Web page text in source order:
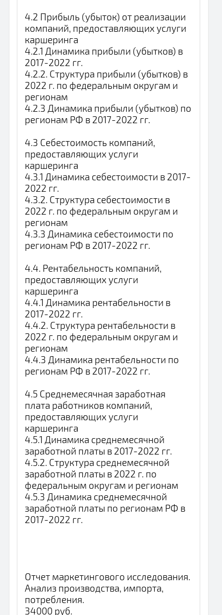
4.2 Прибыль (убыток) от реализации
компаний, предоставляющих услуги
каршеринга
4.2.1 Динамика прибыли (убытков) в
2017-2022 гг.
4.2.2. Структура прибыли (убытков) в
2022 г. по федеральным округам и
регионам
4.2.3 Динамика прибыли (убытков) по
регионам РФ в 2017-2022 гг.
4.3 Себестоимость компаний,
предоставляющих услуги
каршеринга
4.3.1 Динамика себестоимости в 2017-
2022 гг.
4.3.2. Структура себестоимости в
2022 г. по федеральным округам и
регионам
4.3.3 Динамика себестоимости по
регионам РФ в 2017-2022 гг.
4.4. Рентабельность компаний,
предоставляющих услуги
каршеринга
4.4.1 Динамика рентабельности в
2017-2022 гг.
4.4.2. Структура рентабельности в
2022 г. по федеральным округам и
регионам
4.4.3 Динамика рентабельности по
регионам РФ в 2017-2022 гг.
4.5 Среднемесячная заработная
плата работников компаний,
предоставляющих услуги
каршеринга
4.5.1 Динамика среднемесячной
заработной платы в 2017-2022 гг.
4.5.2. Структура среднемесячной
заработной платы в 2022 г. по
федеральным округам и регионам
4.5.3 Динамика среднемесячной
заработной платы по регионам РФ в
2017-2022 гг.
Отчет маркетингового исследования.
Анализ производства, импорта,
потребления.
34000 руб.